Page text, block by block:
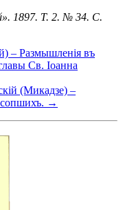
1897. Т. 2. № 34. C.
– Размышленія въ
Св. Іоанна
(Микадзе) –
→